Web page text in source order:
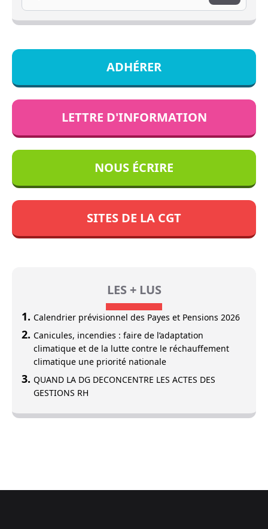
ADHÉRER
LETTRE D'INFORMATION
NOUS ÉCRIRE
SITES DE LA CGT
LES + LUS
Calendrier prévisionnel des Payes et Pensions 2026
Canicules, incendies : faire de l’adaptation
climatique et de la lutte contre le réchauffement
climatique une priorité nationale
QUAND LA DG DECONCENTRE LES ACTES DES
GESTIONS RH